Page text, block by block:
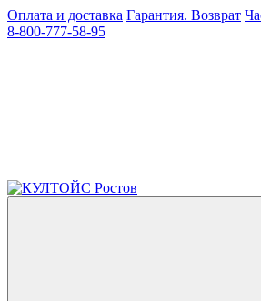
Оплата и доставка Гарантия. Возврат
8-800-777-58-95